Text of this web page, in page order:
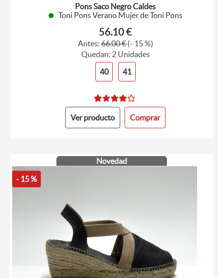
Pons Saco Negro Caldes
Toni Pons Verano Mujer de Toni Pons
56.10 €
Antes:66,00 €(- 15 %)
Quedan: 2 Unidades
40
41
Ver producto Comprar
Novedad
- 15 %